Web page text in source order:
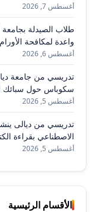
أغسطس 7, 2026
طلاب الصيدلة بجامعة
واعدة لمكافحة
أغسطس 6, 2026
تدريسي من جامعة
سكوباس حول سبائك
أغسطس 5, 2026
تدريسي من ديالى
الاصطناعي بقراءة
أغسطس 5, 2026
الأقسام الرئيسية